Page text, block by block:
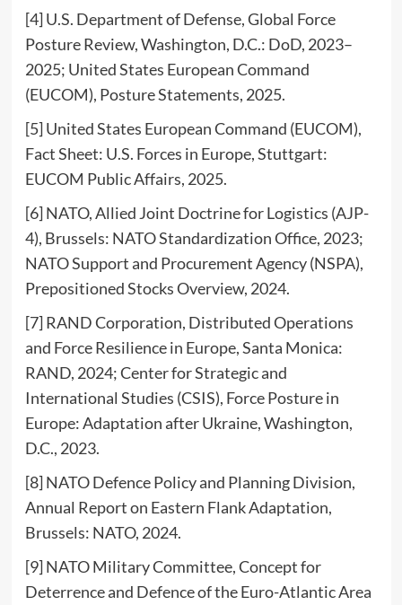
[4] U.S. Department of Defense, Global Force
Posture Review, Washington, D.C.: DoD, 2023–
2025; United States European Command
(EUCOM), Posture Statements, 2025.
[5] United States European Command (EUCOM),
Fact Sheet: U.S. Forces in Europe, Stuttgart:
EUCOM Public Affairs, 2025.
[6] NATO, Allied Joint Doctrine for Logistics (AJP-
4), Brussels: NATO Standardization Office, 2023;
NATO Support and Procurement Agency (NSPA),
Prepositioned Stocks Overview, 2024.
[7] RAND Corporation, Distributed Operations
and Force Resilience in Europe, Santa Monica:
RAND, 2024; Center for Strategic and
International Studies (CSIS), Force Posture in
Europe: Adaptation after Ukraine, Washington,
D.C., 2023.
[8] NATO Defence Policy and Planning Division,
Annual Report on Eastern Flank Adaptation,
Brussels: NATO, 2024.
[9] NATO Military Committee, Concept for
Deterrence and Defence of the Euro-Atlantic Area